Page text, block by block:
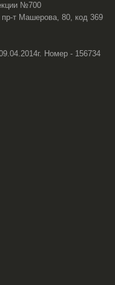
№700
т Машерова, 80, код 369
Номер - 156734